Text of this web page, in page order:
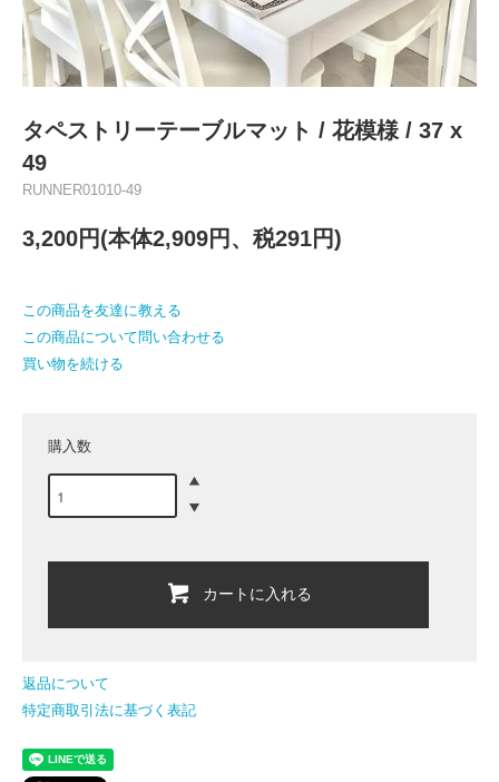
タペストリーテーブルマット / 花模様 / 37 x
49
RUNNER01010-49
3,200円(本体2,909円、税291円)
この商品を友達に教える
この商品について問い合わせる
買い物を続ける
購入数
カートに入れる
返品について
特定商取引法に基づく表記